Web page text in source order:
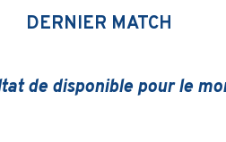
DERNIER MATCH
de disponible pour le